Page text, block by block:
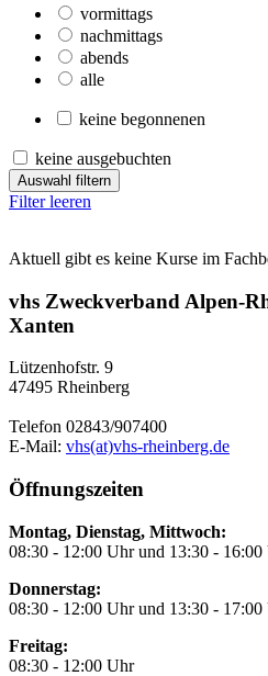
vormittags
nachmittags
abends
alle
keine begonnenen
keine ausgebuchten
Auswahl filtern
Filter leeren
Aktuell gibt es keine Kurse im
vhs Zweckverband Alpen-
Xanten
Lützenhofstr. 9
47495 Rheinberg
Telefon 02843/907400
E-Mail: vhs(at)vhs-rheinberg.de
Öffnungszeiten
Montag, Dienstag, Mittwoch:
08:30 - 12:00 Uhr und 13:30 -
Donnerstag:
08:30 - 12:00 Uhr und 13:30 -
Freitag:
08:30 - 12:00 Uhr